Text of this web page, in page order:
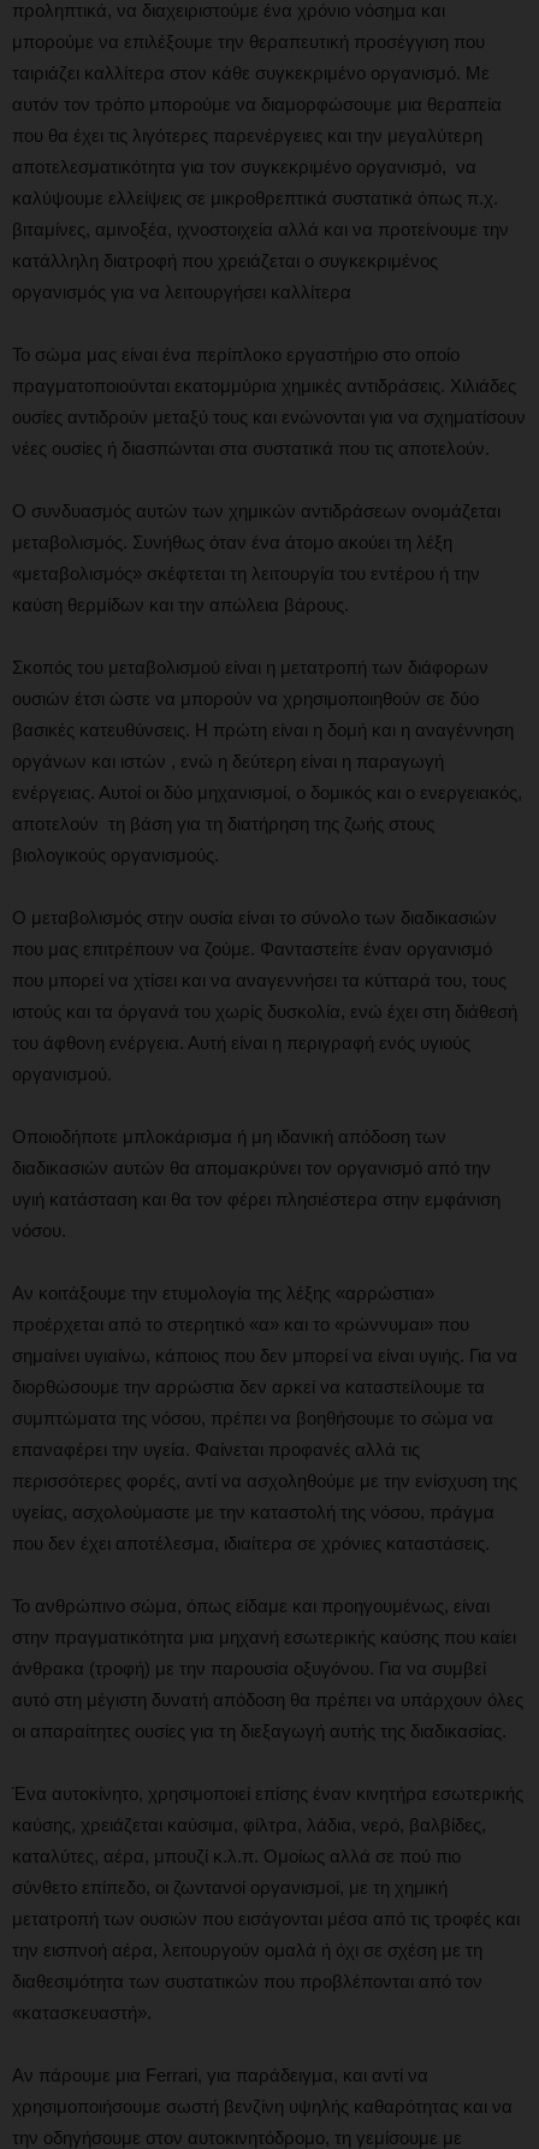
προληπτικά, να διαχειριστούμε ένα χρόνιο νόσημα και
μπορούμε να επιλέξουμε την θεραπευτική προσέγγιση που
ταιριάζει καλλίτερα στον κάθε συγκεκριμένο οργανισμό. Με
αυτόν τον τρόπο μπορούμε να διαμορφώσουμε μια θεραπεία
που θα έχει τις λιγότερες παρενέργειες και την μεγαλύτερη
αποτελεσματικότητα για τον συγκεκριμένο οργανισμό, να
καλύψουμε ελλείψεις σε μικροθρεπτικά συστατικά όπως π.χ.
βιταμίνες, αμινοξέα, ιχνοστοιχεία αλλά και να προτείνουμε την
κατάλληλη διατροφή που χρειάζεται ο συγκεκριμένος
οργανισμός για να λειτουργήσει καλλίτερα
Το σώμα μας είναι ένα περίπλοκο εργαστήριο στο οποίο
πραγματοποιούνται εκατομμύρια χημικές αντιδράσεις. Χιλιάδες
ουσίες αντιδρούν μεταξύ τους και ενώνονται για να σχηματίσουν
νέες ουσίες ή διασπώνται στα συστατικά που τις αποτελούν.
Ο συνδυασμός αυτών των χημικών αντιδράσεων ονομάζεται
μεταβολισμός. Συνήθως όταν ένα άτομο ακούει τη λέξη
«μεταβολισμός» σκέφτεται τη λειτουργία του εντέρου ή την
καύση θερμίδων και την απώλεια βάρους.
Σκοπός του μεταβολισμού είναι η μετατροπή των διάφορων
ουσιών έτσι ώστε να μπορούν να χρησιμοποιηθούν σε δύο
βασικές κατευθύνσεις. Η πρώτη είναι η δομή και η αναγέννηση
οργάνων και ιστών , ενώ η δεύτερη είναι η παραγωγή
ενέργειας. Αυτοί οι δύο μηχανισμοί, ο δομικός και ο ενεργειακός,
αποτελούν τη βάση για τη διατήρηση της ζωής στους
βιολογικούς οργανισμούς.
Ο μεταβολισμός στην ουσία είναι το σύνολο των διαδικασιών
που μας επιτρέπουν να ζούμε. Φανταστείτε έναν οργανισμό
που μπορεί να χτίσει και να αναγεννήσει τα κύτταρά του, τους
ιστούς και τα όργανά του χωρίς δυσκολία, ενώ έχει στη διάθεσή
του άφθονη ενέργεια. Αυτή είναι η περιγραφή ενός υγιούς
οργανισμού.
Οποιοδήποτε μπλοκάρισμα ή μη ιδανική απόδοση των
διαδικασιών αυτών θα απομακρύνει τον οργανισμό από την
υγιή κατάσταση και θα τον φέρει πλησιέστερα στην εμφάνιση
νόσου.
Αν κοιτάξουμε την ετυμολογία της λέξης «αρρώστια»
προέρχεται από το στερητικό «α» και το «ρώννυμαι» που
σημαίνει υγιαίνω, κάποιος που δεν μπορεί να είναι υγιής. Για να
διορθώσουμε την αρρώστια δεν αρκεί να καταστείλουμε τα
συμπτώματα της νόσου, πρέπει να βοηθήσουμε το σώμα να
επαναφέρει την υγεία. Φαίνεται προφανές αλλά τις
περισσότερες φορές, αντί να ασχοληθούμε με την ενίσχυση της
υγείας, ασχολούμαστε με την καταστολή της νόσου, πράγμα
που δεν έχει αποτέλεσμα, ιδιαίτερα σε χρόνιες καταστάσεις.
Το ανθρώπινο σώμα, όπως είδαμε και προηγουμένως, είναι
στην πραγματικότητα μια μηχανή εσωτερικής καύσης που καίει
άνθρακα (τροφή) με την παρουσία οξυγόνου. Για να συμβεί
αυτό στη μέγιστη δυνατή απόδοση θα πρέπει να υπάρχουν όλες
οι απαραίτητες ουσίες για τη διεξαγωγή αυτής της διαδικασίας.
Ένα αυτοκίνητο, χρησιμοποιεί επίσης έναν κινητήρα εσωτερικής
καύσης, χρειάζεται καύσιμα, φίλτρα, λάδια, νερό, βαλβίδες,
καταλύτες, αέρα, μπουζί κ.λ.π. Ομοίως αλλά σε πού πιο
σύνθετο επίπεδο, οι ζωντανοί οργανισμοί, με τη χημική
μετατροπή των ουσιών που εισάγονται μέσα από τις τροφές και
την εισπνοή αέρα, λειτουργούν ομαλά ή όχι σε σχέση με τη
διαθεσιμότητα των συστατικών που προβλέπονται από τον
«κατασκευαστή».
Αν πάρουμε μια Ferrari, για παράδειγμα, και αντί να
χρησιμοποιήσουμε σωστή βενζίνη υψηλής καθαρότητας και να
την οδηγήσουμε στον αυτοκινητόδρομο, τη γεμίσουμε με